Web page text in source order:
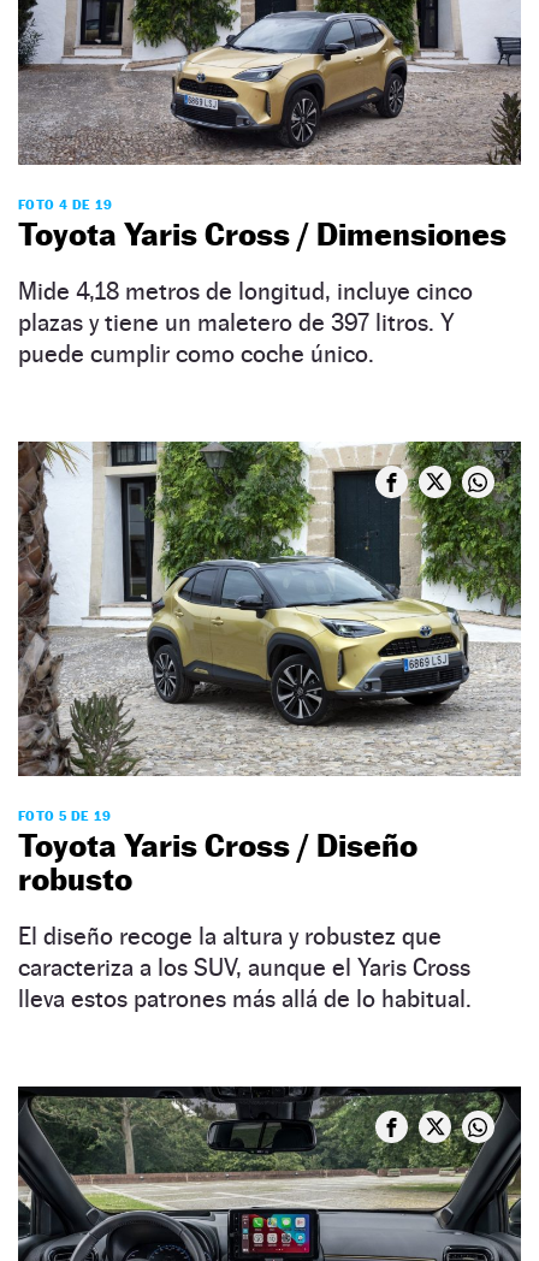
FOTO 4 DE 19
Toyota Yaris Cross / Dimensiones
Mide 4,18 metros de longitud, incluye cinco
plazas y tiene un maletero de 397 litros. Y
puede cumplir como coche único.
FOTO 5 DE 19
Toyota Yaris Cross / Diseño
robusto
El diseño recoge la altura y robustez que
caracteriza a los SUV, aunque el Yaris Cross
lleva estos patrones más allá de lo habitual.